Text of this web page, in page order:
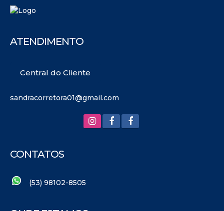
ATENDIMENTO
Central do Cliente
sandracorretora01@gmail.com
CONTATOS
(53) 98102-8505